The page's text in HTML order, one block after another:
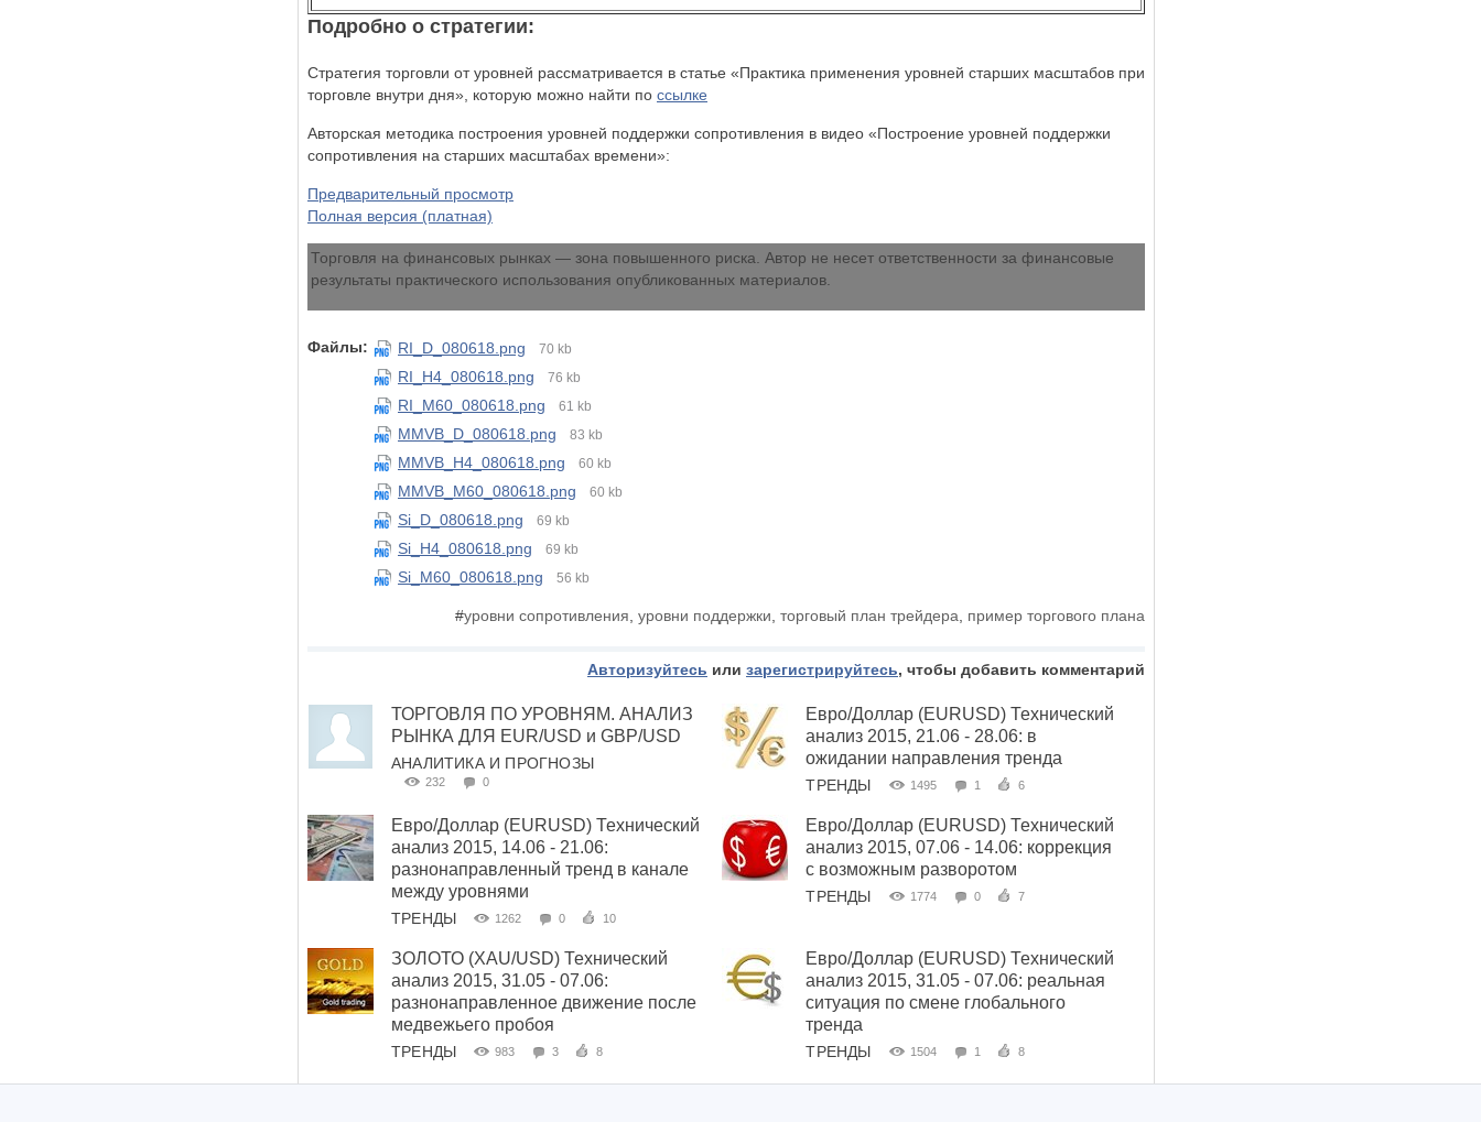
Подробно о стратегии:
Стратегия торговли от уровней рассматривается в статье «Практика применения уровней старших масштабов при
торговле внутри дня», которую можно найти по ссылке
Авторская методика построения уровней поддержки сопротивления в видео «Построение уровней поддержки
сопротивления на старших масштабах времени»:
Предварительный просмотр
Полная версия (платная)
Торговля на финансовых рынках — зона повышенного риска. Автор не несет ответственности за финансовые
результаты практического использования опубликованных материалов.
Файлы: RI_D_080618.png 70 kb
RI_H4_080618.png 76 kb
RI_M60_080618.png 61 kb
MMVB_D_080618.png 83 kb
MMVB_H4_080618.png 60 kb
MMVB_M60_080618.png 60 kb
Si_D_080618.png 69 kb
Si_H4_080618.png 69 kb
Si_M60_080618.png 56 kb
#уровни сопротивления уровни поддержки торговый план трейдера пример торгового плана
Авторизуйтесь или зарегистрируйтесь, чтобы добавить комментарий
ТОРГОВЛЯ ПО УРОВНЯМ. АНАЛИЗ
РЫНКА ДЛЯ EUR/USD и GBP/USD
АНАЛИТИКА И ПРОГНОЗЫ
232 0
Евро/Доллар (EURUSD) Технический
анализ 2015, 21.06 - 28.06: в
ожидании направления тренда
ТРЕНДЫ 1495 1 6
Евро/Доллар (EURUSD) Технический
анализ 2015, 14.06 - 21.06:
разнонаправленный тренд в канале
между уровнями
ТРЕНДЫ 1262 0 10
Евро/Доллар (EURUSD) Технический
анализ 2015, 07.06 - 14.06: коррекция
с возможным разворотом
ТРЕНДЫ 1774 0 7
ЗОЛОТО (XAU/USD) Технический
анализ 2015, 31.05 - 07.06:
разнонаправленное движение после
медвежьего пробоя
ТРЕНДЫ 983 3 8
Евро/Доллар (EURUSD) Технический
анализ 2015, 31.05 - 07.06: реальная
ситуация по смене глобального
тренда
ТРЕНДЫ 1504 1 8